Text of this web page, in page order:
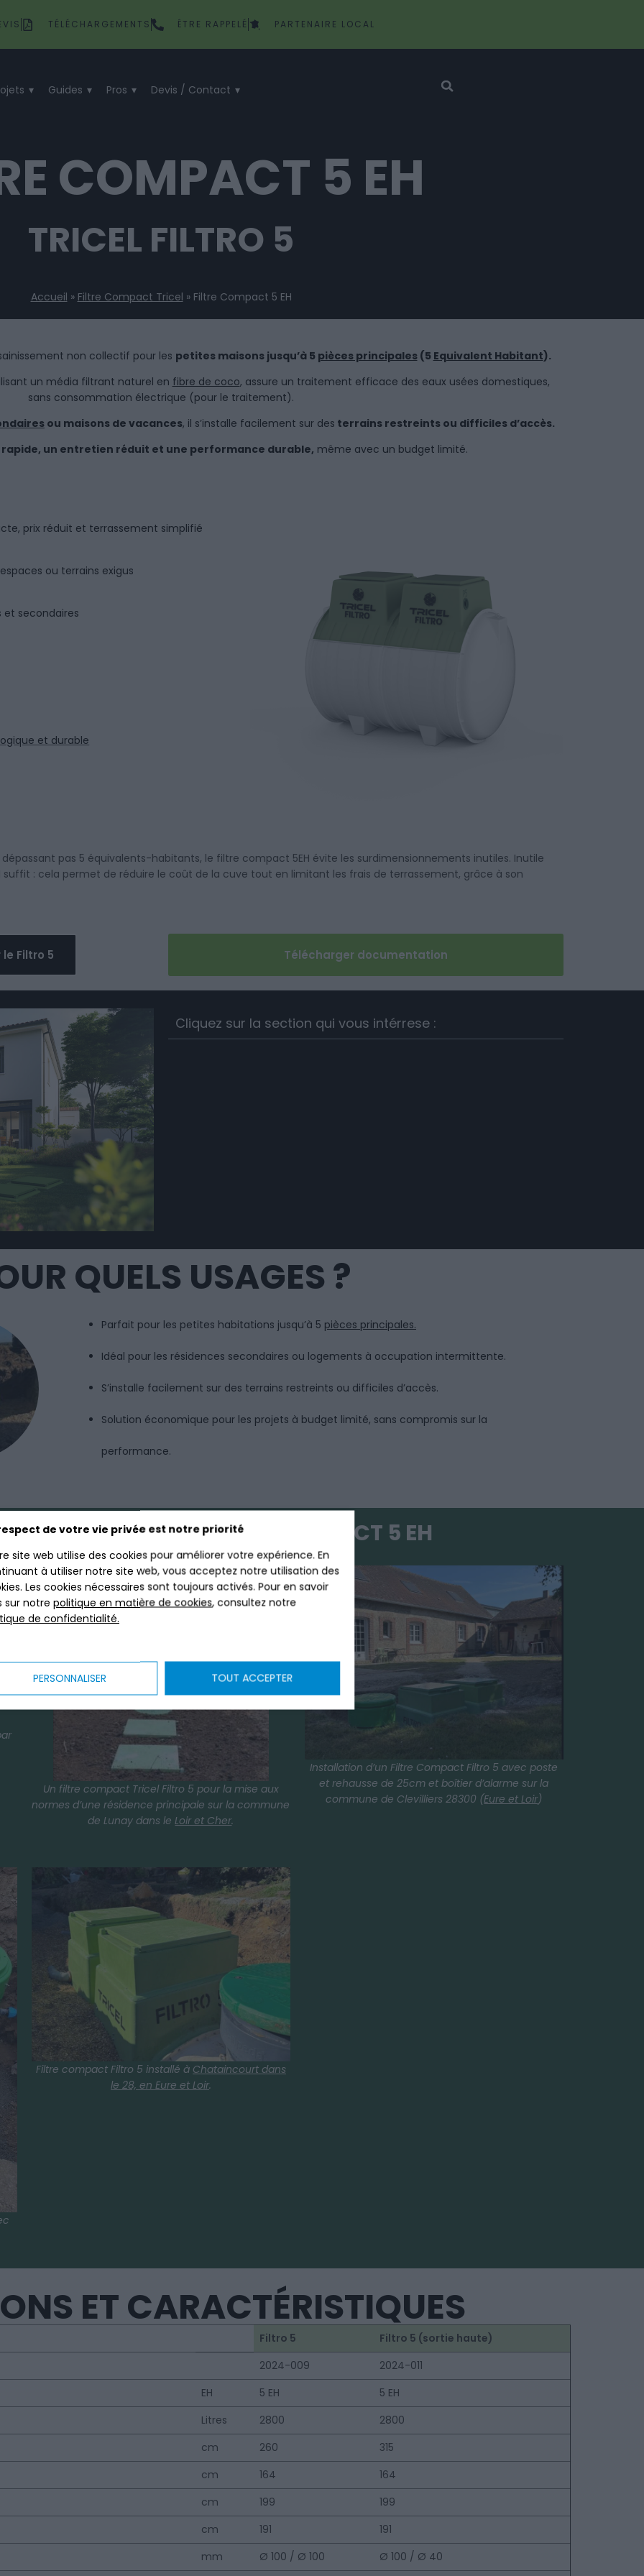
de votre vie privée est notre priorité
site web utilise des cookies pour améliorer votre expérience. En
à utiliser notre site web, vous acceptez notre utilisation des
Les cookies nécessaires sont toujours activés. Pour en savoir
sur notrepolitique en matière de cookies, consultez notre
de confidentialité.
PERSONNALISER TOUT ACCEPTER
TÉLÉCHARGEMENTS ÊTRE RAPPELÉ PARTENAIRE LOCAL
Guides Pros Devis / Contact
COMPACT 5 EH
TRICEL FILTRO 5
Accueil » Filtre Compact Tricel » Filtre Compact 5 EH
non collectif pour les petites maisons jusqu’à 5 pièces principales(5 Equivalent Habitant).
un média filtrant naturel en fibre de coco, assure un traitement efficace des eaux usées domestiques,
sans consommation électrique (pour le traitement).
ou maisons de vacances, il s’installe facilement sur des terrains restreints ou difficiles d’accès.
un entretien réduit et une performance durable, même avec un budget limité.
prix réduit et terrassement simplifié
ou terrains exigus
et secondaires
et durable
pas 5 équivalents-habitants, le filtre compact 5EH évite les surdimensionnements inutiles. Inutile
suffit : cela permet de réduire le coût de la cuve tout en limitant les frais de terrassement, grâce à son
Filtro 5 Télécharger documentation
Cliquez sur la section qui vous intérrese :
QUELS USAGES ?
Parfait pour les petites habitations jusqu’à 5 pièces principales.
Idéal pour les résidences secondaires ou logements à occupation intermittente.
S’installe facilement sur des terrains restreints ou difficiles d’accès.
Solution économique pour les projets à budget limité, sans compromis sur la
performance.
D'INSTALLATION - FILTRE COMPACT 5 EH
Un filtre compact Tricel Filtro 5 pour la mise aux
normes d’une résidence principale sur la commune
de Lunay dans leLoir et Cher.
Installation d’un Filtre Compact Filtro 5 avec poste
et rehausse de 25cm et boîtier d’alarme sur la
commune de Clevilliers 28300 (Eure et Loir)
Filtre compact Filtro 5 installé à Chataincourt dans
le 28, en Eure et Loir.
ET CARACTÉRISTIQUES
Filtro 5
Filtro 5 (sortie haute)
2024-009
2024-011
EH
5 EH
5 EH
Litres
2800
2800
cm
260
315
cm
164
164
cm
199
199
cm
191
191
mm
Ø 100 / Ø 100 Ø 100 / Ø 40